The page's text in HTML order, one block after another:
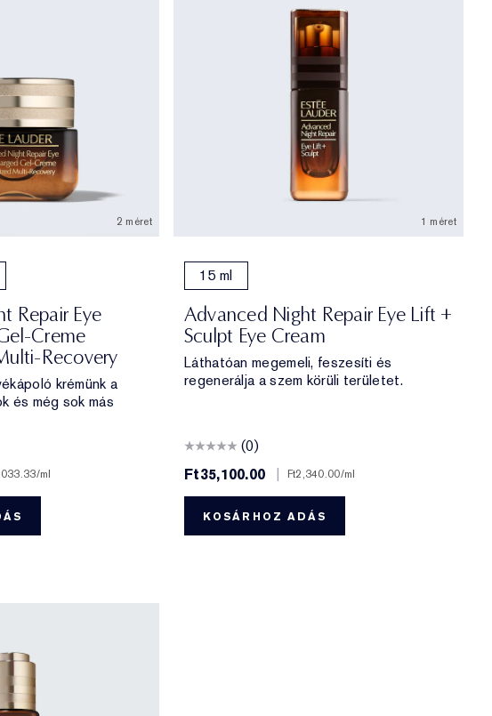
2 méret
Repair Eye
Creme
Recovery
krémünk a
és még sok más
/ml
1 méret
15 ml
Advanced Night Repair Eye Lift +
Sculpt Eye Cream
Láthatóan megemeli, feszesíti és
regenerálja a szem körüli területet.
(0)
Ft35,100.00
Ft2,340.00/ml
KOSÁRHOZ ADÁS